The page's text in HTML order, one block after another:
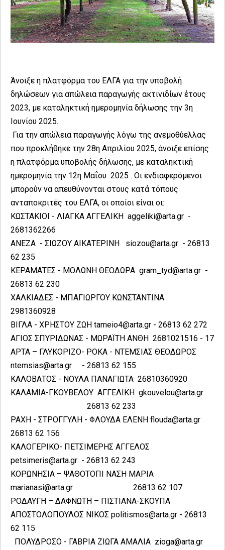
Άνοιξε η πλατφόρμα του ΕΛΓΑ για την υποβολή
δηλώσεων για απώλεια παραγωγής ακτινιδίων έτους
2023, με καταληκτική ημερομηνία δήλωσης την 3η
Ιουνίου 2025.
Για την απώλεια παραγωγής λόγω της ανεμοθύελλας
που προκλήθηκε την 28η Απριλίου 2025, άνοιξε επίσης
η πλατφόρμα υποβολής δήλωσης, με καταληκτική
ημερομηνία την 12η Μαΐου 2025 . Οι ενδιαφερόμενοι
μπορούν να απευθύνονται στους κατά τόπους
ανταποκριτές του ΕΛΓΑ, οι οποίοι είναι οι:
ΚΩΣΤΑΚΙΟΙ - ΛΙΑΓΚΑ ΑΓΓΕΛΙΚΗ aggeliki@arta.gr -
2681362266
ΑΝΕΖΑ - ΣΙΩΖΟΥ ΑΙΚΑΤΕΡΙΝΗ siozou@arta.gr - 26813
62 235
ΚΕΡΑΜΑΤΕΣ - ΜΟΛΩΝΗ ΘΕΟΔΩΡΑ gram_tyd@arta.gr -
26813 62 230
ΧΑΛΚΙΑΔΕΣ - ΜΠΑΓΙΩΡΓΟΥ ΚΩΝΣΤΑΝΤΙΝΑ
2981360928
ΒΙΓΛΑ - ΧΡΗΣΤΟΥ ΖΩΗ tameio4@arta.gr - 26813 62 272
ΑΓΙΟΣ ΣΠΥΡΙΔΩΝΑΣ - ΜΩΡΑΪΤΗ ΑΝΘΗ 2681021516 - 17
ΑΡΤΑ – ΓΛΥΚΟΡΙΖΟ- ΡΟΚΑ - ΝΤΕΜΣΙΑΣ ΘΕΟΔΩΡΟΣ
ntemsias@arta.gr - 26813 62 155
ΚΑΛΟΒΑΤΟΣ - ΝΟΥΛΑ ΠΑΝΑΓΙΩΤΑ 26810360920
ΚΑΛΑΜΙΑ-ΓΚΟΥΒΕΛΟΥ ΑΓΓΕΛΙΚΗ gkouvelou@arta.gr
26813 62 233
ΡΑΧΗ - ΣΤΡΟΓΓΥΛΗ - ΦΛΟΥΔΑ ΕΛΕΝΗ flouda@arta.gr
26813 62 156
ΚΑΛΟΓΕΡΙΚΟ- ΠΕΤΣΙΜΕΡΗΣ ΑΓΓΕΛΟΣ
petsimeris@arta.gr - 26813 62 243
ΚΟΡΩΝΗΣΙΑ – ΨΑΘΟΤΟΠΙ ΝΑΣΗ ΜΑΡΙΑ
marianasi@arta.gr 26813 62 107
ΡΟΔΑΥΓΗ – ΔΑΦΝΩΤΗ – ΠΙΣΤΙΑΝΑ-ΣΚΟΥΠΑ
ΑΠΟΣΤΟΛΟΠΟΥΛΟΣ ΝΙΚΟΣ politismos@arta.gr - 26813
62 115
ΠΟΛΥΔΡΟΣΟ - ΓΑΒΡΙΑ ΖΙΩΓΑ ΑΜΑΛΙΑ zioga@arta.gr